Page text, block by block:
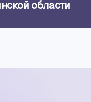
области